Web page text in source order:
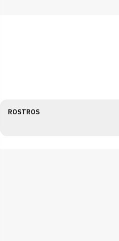
ROSTROS